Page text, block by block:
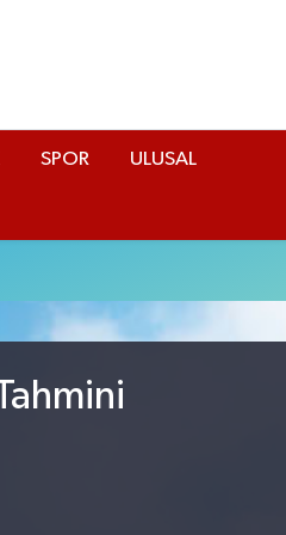
SPOR ULUSAL